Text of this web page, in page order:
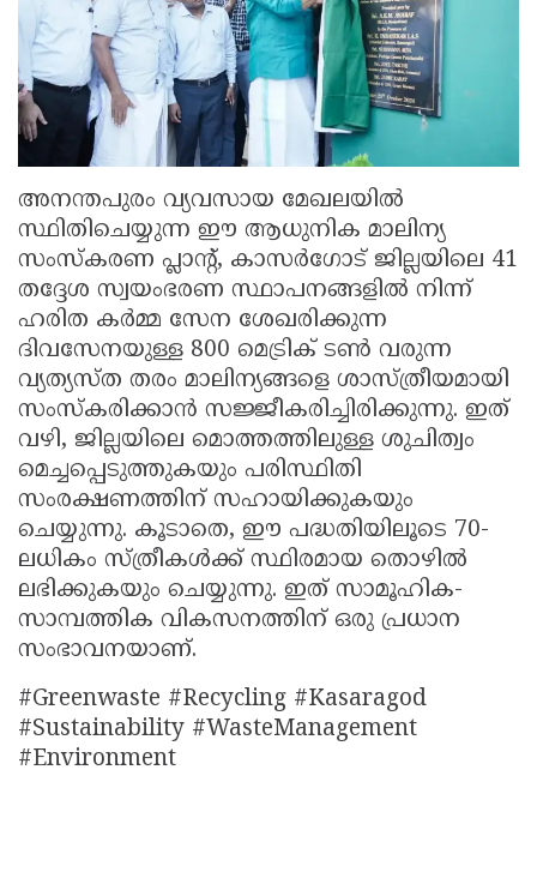
അനന്തപുരം വ്യവസായ മേഖലയിൽ
സ്ഥിതിചെയ്യുന്ന ഈ ആധുനിക മാലിന്യ
സംസ്കരണ പ്ലാന്റ്, കാസർഗോട് ജില്ലയിലെ 41
തദ്ദേശ സ്വയംഭരണ സ്ഥാപനങ്ങളിൽ നിന്ന്
ഹരിത കർമ്മ സേന ശേഖരിക്കുന്ന
ദിവസേനയുള്ള 800 മെട്രിക് ടൺ വരുന്ന
വ്യത്യസ്ത തരം മാലിന്യങ്ങളെ ശാസ്ത്രീയമായി
സംസ്കരിക്കാൻ സജ്ജീകരിച്ചിരിക്കുന്നു. ഇത്
വഴി, ജില്ലയിലെ മൊത്തത്തിലുള്ള ശുചിത്വം
മെച്ചപ്പെടുത്തുകയും പരിസ്ഥിതി
സംരക്ഷണത്തിന് സഹായിക്കുകയും
ചെയ്യുന്നു. കൂടാതെ, ഈ പദ്ധതിയിലൂടെ 70-
ലധികം സ്ത്രീകൾക്ക് സ്ഥിരമായ തൊഴിൽ
ലഭിക്കുകയും ചെയ്യുന്നു. ഇത് സാമൂഹിക-
സാമ്പത്തിക വികസനത്തിന് ഒരു പ്രധാന
സംഭാവനയാണ്.
#Greenwaste #Recycling #Kasaragod
#Sustainability #WasteManagement
#Environment